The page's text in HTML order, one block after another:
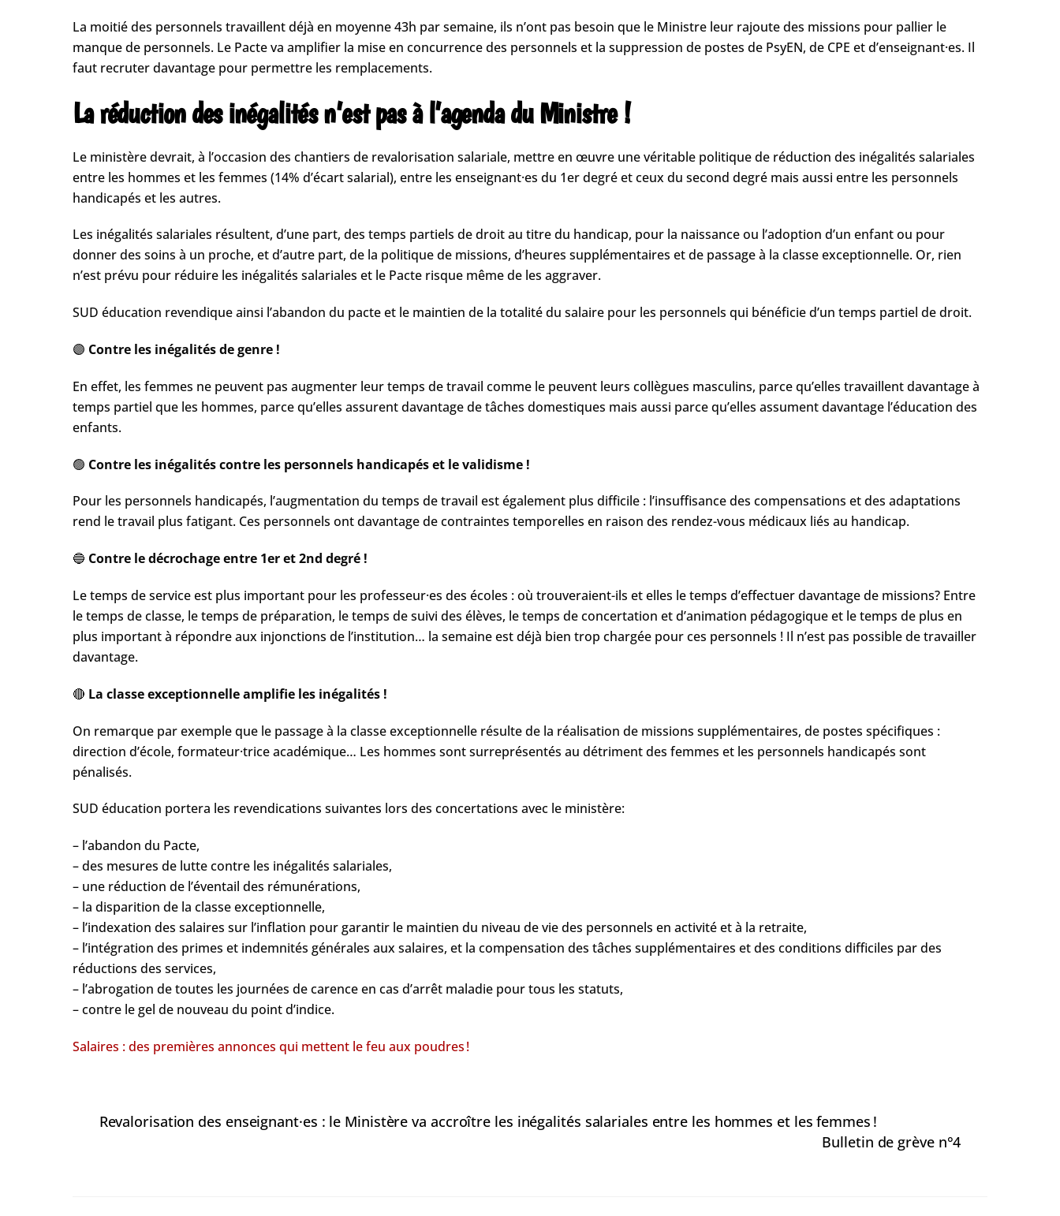
La moitié des personnels travaillent déjà en moyenne 43h par semaine, ils n’ont pas besoin que le Ministre leur rajoute des missions pour pallier le
manque de personnels. Le Pacte va amplifier la mise en concurrence des personnels et la suppression de postes de PsyEN, de CPE et d’enseignant·es. Il
faut recruter davantage pour permettre les remplacements.
La réduction des inégalités n’est pas à l’agenda du Ministre !
Le ministère devrait, à l’occasion des chantiers de revalorisation salariale, mettre en œuvre une véritable politique de réduction des inégalités salariales
entre les hommes et les femmes (14% d’écart salarial), entre les enseignant·es du 1er degré et ceux du second degré mais aussi entre les personnels
handicapés et les autres.
Les inégalités salariales résultent, d’une part, des temps partiels de droit au titre du handicap, pour la naissance ou l’adoption d’un enfant ou pour
donner des soins à un proche, et d’autre part, de la politique de missions, d’heures supplémentaires et de passage à la classe exceptionnelle. Or, rien
n’est prévu pour réduire les inégalités salariales et le Pacte risque même de les aggraver.
SUD éducation revendique ainsi l’abandon du pacte et le maintien de la totalité du salaire pour les personnels qui bénéficie d’un temps partiel de droit.
🟣 Contre les inégalités de genre !
En effet, les femmes ne peuvent pas augmenter leur temps de travail comme le peuvent leurs collègues masculins, parce qu’elles travaillent davantage à
temps partiel que les hommes, parce qu’elles assurent davantage de tâches domestiques mais aussi parce qu’elles assument davantage l’éducation des
enfants.
🟢 Contre les inégalités contre les personnels handicapés et le validisme !
Pour les personnels handicapés, l’augmentation du temps de travail est également plus difficile : l’insuffisance des compensations et des adaptations
rend le travail plus fatigant. Ces personnels ont davantage de contraintes temporelles en raison des rendez-vous médicaux liés au handicap.
🔵 Contre le décrochage entre 1er et 2nd degré !
Le temps de service est plus important pour les professeur·es des écoles : où trouveraient-ils et elles le temps d’effectuer davantage de missions? Entre
le temps de classe, le temps de préparation, le temps de suivi des élèves, le temps de concertation et d’animation pédagogique et le temps de plus en
plus important à répondre aux injonctions de l’institution… la semaine est déjà bien trop chargée pour ces personnels ! Il n’est pas possible de travailler
davantage.
🔴 La classe exceptionnelle amplifie les inégalités !
On remarque par exemple que le passage à la classe exceptionnelle résulte de la réalisation de missions supplémentaires, de postes spécifiques :
direction d’école, formateur·trice académique… Les hommes sont surreprésentés au détriment des femmes et les personnels handicapés sont
pénalisés.
SUD éducation portera les revendications suivantes lors des concertations avec le ministère:
– l’abandon du Pacte,
– des mesures de lutte contre les inégalités salariales,
– une réduction de l’éventail des rémunérations,
– la disparition de la classe exceptionnelle,
– l’indexation des salaires sur l’inflation pour garantir le maintien du niveau de vie des personnels en activité et à la retraite,
– l’intégration des primes et indemnités générales aux salaires, et la compensation des tâches supplémentaires et des conditions difficiles par des
réductions des services,
– l’abrogation de toutes les journées de carence en cas d’arrêt maladie pour tous les statuts,
– contre le gel de nouveau du point d’indice.
Salaires : des premières annonces qui mettent le feu aux poudres !
Revalorisation des enseignant·es : le Ministère va accroître les inégalités salariales entre les hommes et les femmes !
Bulletin de grève n°4